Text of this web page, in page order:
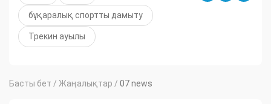
бұқаралық спортты дамыту
Трекин ауылы
Басты бет / Жаңалықтар / 07 news